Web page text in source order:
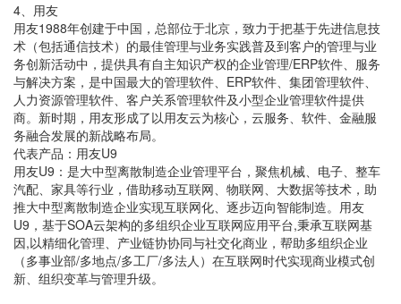
4、用友
用友1988年创建于中国，总部位于北京，致力于把基于先进信息技
术（包括通信技术）的最佳管理与业务实践普及到客户的管理与业
务创新活动中，提供具有自主知识产权的企业管理/ERP软件、服务
与解决方案，是中国最大的管理软件、ERP软件、集团管理软件、
人力资源管理软件、客户关系管理软件及小型企业管理软件提供
商。新时期，用友形成了以用友云为核心，云服务、软件、金融服
务融合发展的新战略布局。
代表产品：用友U9
用友U9：是大中型离散制造企业管理平台，聚焦机械、电子、整车
汽配、家具等行业，借助移动互联网、物联网、大数据等技术，助
推大中型离散制造企业实现互联网化、逐步迈向智能制造。用友
U9，基于SOA云架构的多组织企业互联网应用平台,秉承互联网基
因,以精细化管理、产业链协协同与社交化商业，帮助多组织企业
（多事业部/多地点/多工厂/多法人）在互联网时代实现商业模式创
新、组织变革与管理升级。